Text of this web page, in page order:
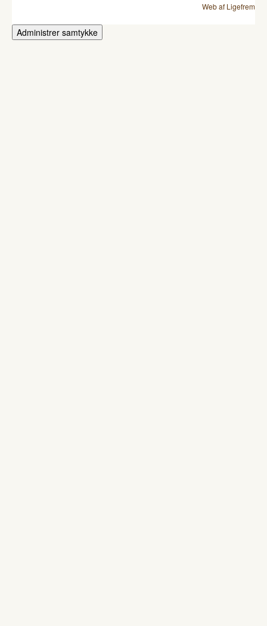
Web af Ligefrem
Administrer samtykke